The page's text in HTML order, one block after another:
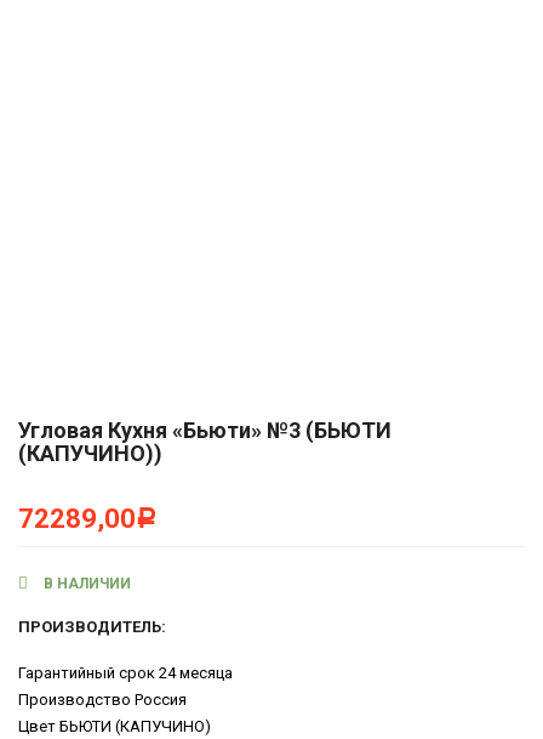
Угловая Кухня «Бьюти» №3 (БЬЮТИ
(КАПУЧИНО))
72289,00Р
В НАЛИЧИИ
ПРОИЗВОДИТЕЛЬ:
Гарантийный срок 24 месяца
Производство Россия
Цвет БЬЮТИ (КАПУЧИНО)